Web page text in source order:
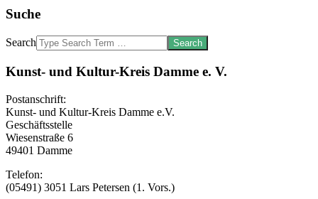
Suche
Search
Kunst- und Kultur-Kreis Damme e. V.
Postanschrift:
Kunst- und Kultur-Kreis Damme e.V.
Geschäftsstelle
Wiesenstraße 6
49401 Damme
Telefon:
(05491) 3051 Lars Petersen (1. Vors.)